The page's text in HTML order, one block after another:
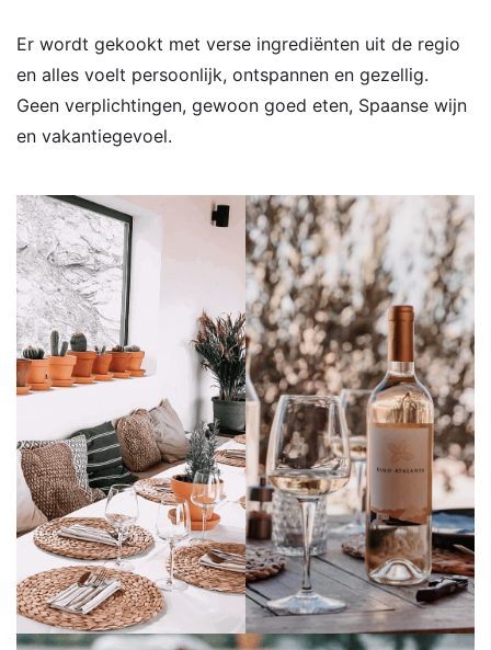
Er wordt gekookt met verse ingrediënten uit de regio
en alles voelt persoonlijk, ontspannen en gezellig.
Geen verplichtingen, gewoon goed eten, Spaanse wijn
en vakantiegevoel.